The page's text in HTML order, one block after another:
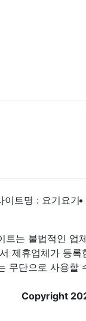
이트명 : 요기요기
트는 불법적인 업
제휴업체가 등
무단으로 사용
Copyright